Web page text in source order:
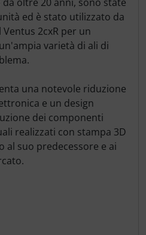
ed è stato utilizzato da
2cxR per un
varietà di ali di
una notevole riduzione
e un design
dei componenti
realizzati con stampa 3D
al suo predecessore e ai